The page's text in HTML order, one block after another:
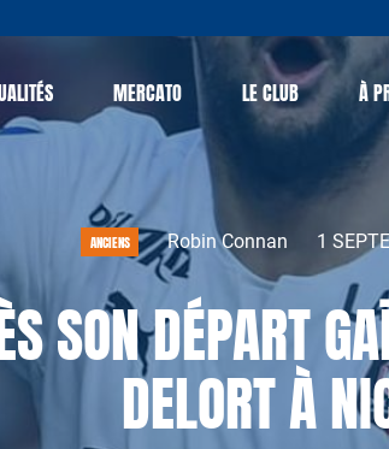
MERCATO LE CLUB À
ANCIENS Robin Connan 1
SON DÉPART
DELORT À